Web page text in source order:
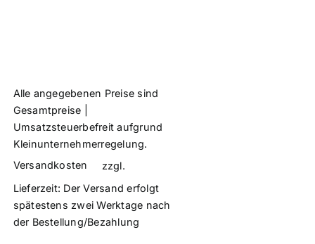
Alle angegebenen Preise sind
Gesamtpreise |
Umsatzsteuerbefreit aufgrund
Kleinunternehmerregelung.
zzgl.
Versandkosten
Lieferzeit: Der Versand erfolgt
spätestens zwei Werktage nach
der Bestellung/Bezahlung